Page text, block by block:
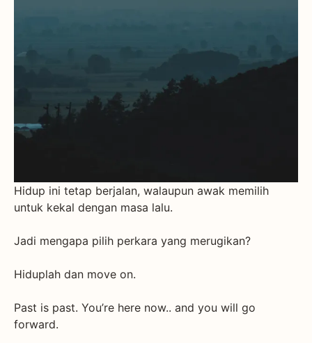
Hidup ini tetap berjalan, walaupun awak memilih
untuk kekal dengan masa lalu.
Jadi mengapa pilih perkara yang merugikan?
Hiduplah dan move on.
Past is past. You’re here now.. and you will go
forward.